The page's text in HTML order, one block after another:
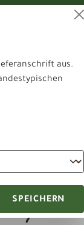
aus.
SPEICHERN